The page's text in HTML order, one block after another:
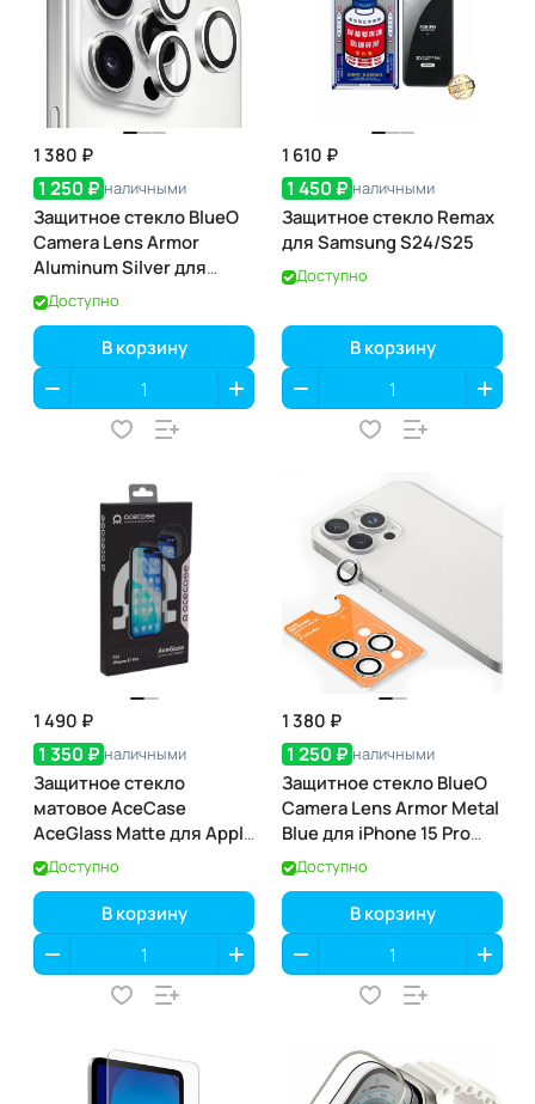
1 380 ₽
1 250 ₽ наличными
Защитное стекло BlueO
Camera Lens Armor
Aluminum Silver для
iPhone 16 Pro/16 Pro Max
Доступно
В корзину
1 610 ₽
1 450 ₽ наличными
Защитное стекло Remax
для Samsung S24/S25
Доступно
В корзину
1 490 ₽
1 350 ₽ наличными
Защитное стекло
матовое AceCase
AceGlass Matte для Apple
iPhone 17 Pro
Доступно
В корзину
1 380 ₽
1 250 ₽ наличными
Защитное стекло BlueO
Camera Lens Armor Metal
Blue для iPhone 15 Pro
MaxДоступно
В корзину